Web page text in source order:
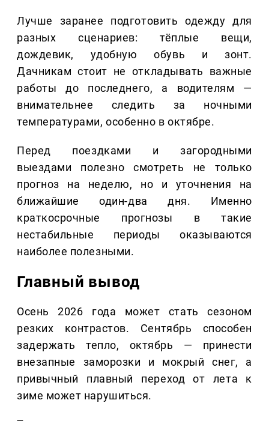
Лучше заранее подготовить одежду для
разных сценариев: тёплые вещи,
дождевик, удобную обувь и зонт.
Дачникам стоит не откладывать важные
работы до последнего, а водителям —
внимательнее следить за ночными
температурами, особенно в октябре.
Перед поездками и загородными
выездами полезно смотреть не только
прогноз на неделю, но и уточнения на
ближайшие один-два дня. Именно
краткосрочные прогнозы в такие
нестабильные периоды оказываются
наиболее полезными.
Главный вывод
Осень 2026 года может стать сезоном
резких контрастов. Сентябрь способен
задержать тепло, октябрь — принести
внезапные заморозки и мокрый снег, а
привычный плавный переход от лета к
зиме может нарушиться.